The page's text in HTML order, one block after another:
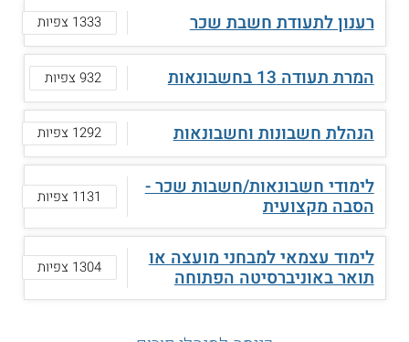
רענון לתעודת חשבת שכר 1333 צפיות
המרת תעודה 13 בחשבונאות 932 צפיות
הנהלת חשבונות וחשבונאות 1292 צפיות
לימודי חשבונאות/חשבות שכר -
הסבה מקצועית 1131 צפיות
לימוד עצמאי למבחני מועצה או
תואר באוניברסיטה הפתוחה 1304 צפיות